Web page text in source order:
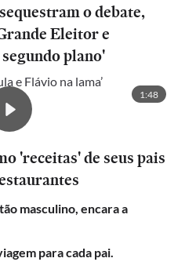
o debate,
Eleitor e
plano'
e Flávio na lama’
1:48
'receitas' de seus pais
masculino, encara a
para cada pai.